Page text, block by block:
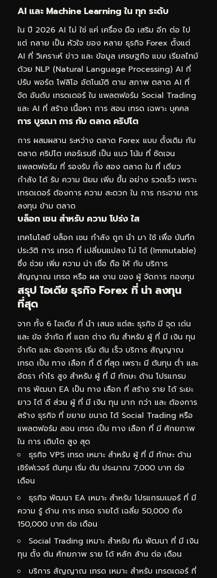
AI และ Machine Learning ใน ทุก ระดับ
ใน ปี 2026 AI ไม่ ใช่ แค่ เครื่อง มือ เสริม อีก ต่อ ไป
แต่ กลาย เป็น หัวใจ ของ หลาย ธุรกิจ Forex ตั้งแต่
AI ที่ วิเคราะห์ ข่าว และ ข้อมูล เศรษฐกิจ แบบ เรียลไทม์
ด้วย NLP (Natural Language Processing) AI ที่
ปรับ พอร์ต โฟลิโอ อัตโนมัติ ตาม สภาพ ตลาด AI ที่
จัด อันดับ เทรดเดอร์ ใน แพลตฟอร์ม Social Trading
และ AI ที่ สร้าง เนื้อหา การ สอน เทรด เฉพาะ บุคคล
การ บูรณา การ กับ ตลาด คริปโต
การ ผสมผสาน ระหว่าง ตลาด Forex แบบ ดั้งเดิม กับ
ตลาด คริปโต เคอร์เรนซี เป็น แนว โน้ม ที่ ชัดเจน
แพลตฟอร์ม ที่ รองรับ ทั้ง สอง ตลาด ใน ที่ เดียว
กำลัง ได้ รับ ความ นิยม เพิ่ม ขึ้น อย่าง รวดเร็ว เพราะ
เทรดเดอร์ ต้องการ ความ สะดวก ใน การ กระจาย การ
ลงทุน ข้าม ตลาด
บล็อก เชน สำหรับ ความ โปร่ง ใส
เทคโนโลยี บล็อก เชน กำลัง ถูก นำ มา ใช้ เพื่อ บันทึก
ประวัติ การ เทรด ที่ เปลี่ยนแปลง ไม่ ได้ (Immutable)
ซึ่ง ช่วย เพิ่ม ความ น่า เชื่อ ถือ ให้ กับ บริการ
สัญญาณ เทรด หรือ ผล งาน ของ ผู้ จัดการ กองทุน
สรุป ไอเดีย ธุรกิจ Forex ที่ น่า ลงทุน
ที่สุด
จาก ทั้ง 6 ไอเดีย ที่ นำ เสนอ แต่ละ ธุรกิจ มี จุด เด่น
และ ข้อ จำกัด ที่ แตก ต่าง กัน สำหรับ ผู้ ที่ มี เงิน ทุน
จำกัด และ ต้องการ เริ่ม ต้น เร็ว บริการ สัญญาณ
เทรด เป็น ทาง เลือก ที่ ดี ที่สุด เพราะ มี ต้นทุน ต่ำ และ
อัตรา กำไร สูง สำหรับ ผู้ ที่ มี ทักษะ ด้าน โปรแกรม
การ พัฒนา EA เป็น ทาง เลือก ที่ สร้าง ราย ได้ ระยะ
ยาว ได้ ดี ส่วน ผู้ ที่ มี เงิน ทุน มาก กว่า และ ต้องการ
สร้าง ธุรกิจ ที่ ขยาย ขนาด ได้ Social Trading หรือ
แพลตฟอร์ม สอน เทรด เป็น ทาง เลือก ที่ มี ศักยภาพ
ใน การ เติบโต สูง สุด
ธุรกิจ VPS เทรด เหมาะ สำหรับ ผู้ ที่ มี ทักษะ ด้าน
เซิร์ฟเวอร์ ต้นทุน เริ่ม ต้น ประมาณ 7,000 บาท ต่อ
เดือน
ธุรกิจ พัฒนา EA เหมาะ สำหรับ โปรแกรมเมอร์ ที่ มี
ความ รู้ ด้าน การ เทรด รายได้ เฉลี่ย 50,000 ถึง
150,000 บาท ต่อ เดือน
Social Trading เหมาะ สำหรับ ทีม พัฒนา ที่ มี เงิน
ทุน ตั้ง ต้น ศักยภาพ ราย ได้ หลัก ล้าน ต่อ เดือน
บริการ สัญญาณ เทรด เหมาะ สำหรับ เทรดเดอร์ ที่